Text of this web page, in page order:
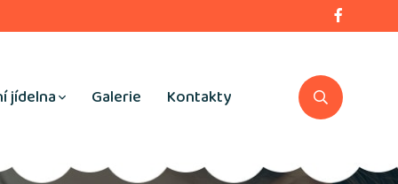
jídelna Galerie Kontakty